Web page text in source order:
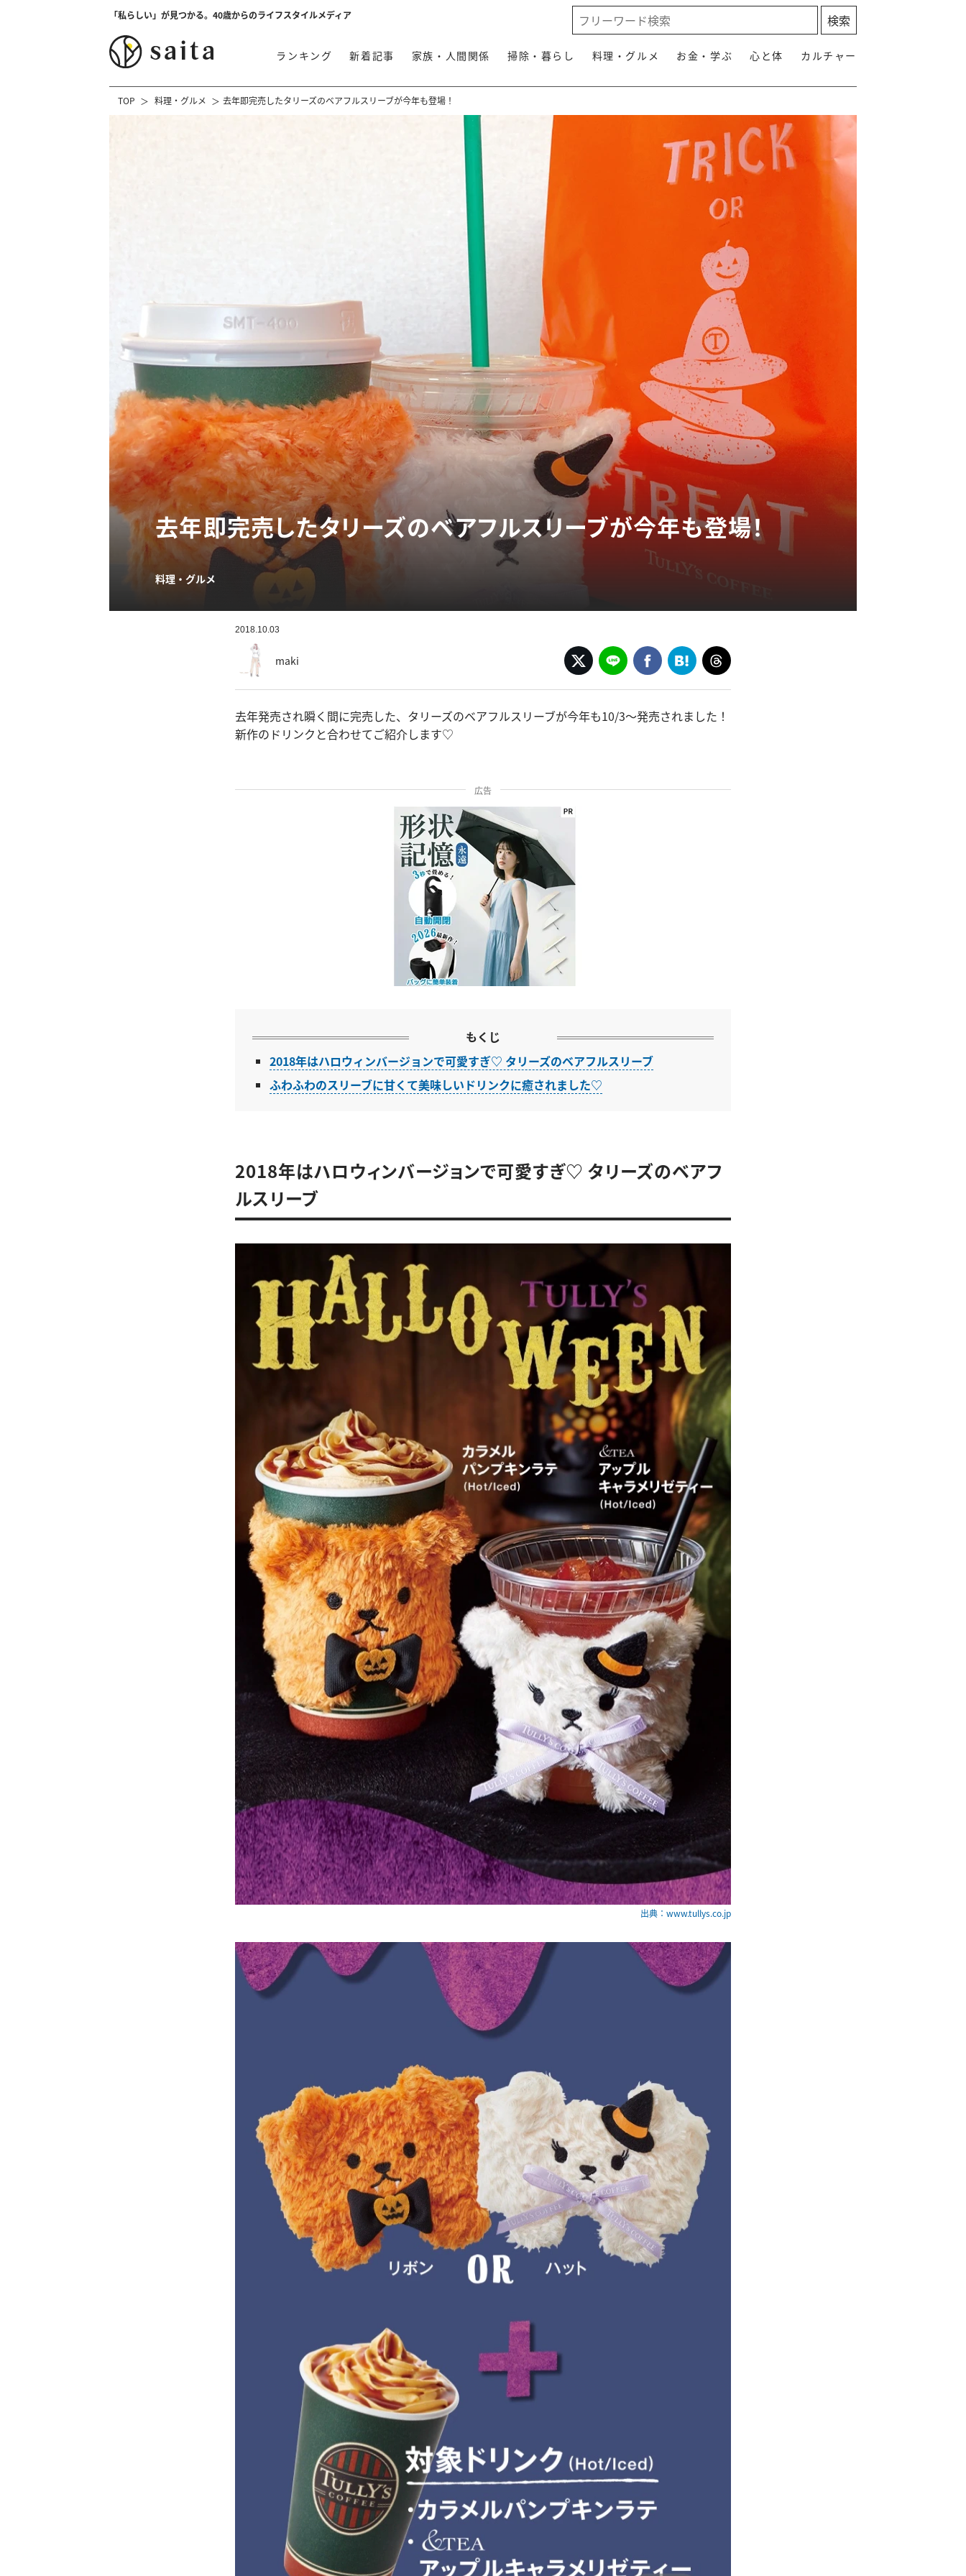
「私らしい」が見つかる。40歳からのライフスタイルメディア
ランキング 新着記事 家族・人間関係 掃除・暮らし 料理・グルメ お金・学ぶ 心と体 カルチャー
TOP 料理・グルメ 去年即完売したタリーズのベアフルスリーブが今年も登場！
去年即完売したタリーズのベアフルスリーブが今年も登場！
料理・グルメ
2018.10.03
maki
去年発売され瞬く間に完売した、タリーズのベアフルスリーブが今年も10/3〜発売されました！
新作のドリンクと合わせてご紹介します♡
広告
もくじ
2018年はハロウィンバージョンで可愛すぎ♡ タリーズのベアフルスリーブ
ふわふわのスリーブに甘くて美味しいドリンクに癒されました♡
2018年はハロウィンバージョンで可愛すぎ♡ タリーズのベアフ
ルスリーブ
出典：www.tullys.co.jp